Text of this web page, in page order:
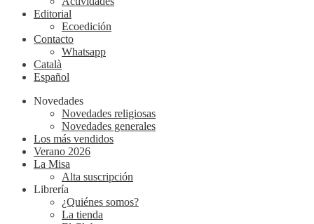
Editorial
Ecoedición
Contacto
Whatsapp
Català
Español
Novedades
Novedades religiosas
Novedades generales
Los más vendidos
Verano 2026
La Misa
Alta suscripción
Librería
¿Quiénes somos?
La tienda